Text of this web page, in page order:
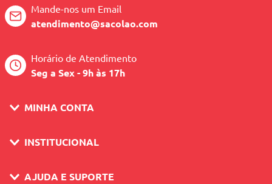
Mande-nos um Email
atendimento@sacolao.com
Horário de Atendimento
Seg a Sex - 9h às 17h
MINHA CONTA
INSTITUCIONAL
AJUDA E SUPORTE